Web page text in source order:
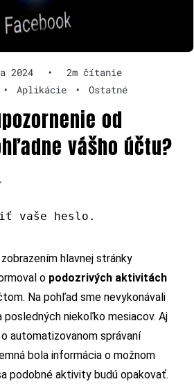
2024 •
2m čítanie
• Aplikácie • Ostatné
od
vášho účtu?
vaše heslo.
hlavnej stránky
o podozrivých aktivitách
Na pohľad sme nevykonávali
niekoľko mesiacov. Aj
automatizovanom správaní
bola informácia o možnom
podobné aktivity budú opakovať.